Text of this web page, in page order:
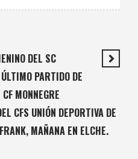
DEL SC
PARTIDO DE
MONNEGRE
CFS UNIÓN DEPORTIVA DE
MAÑANA EN ELCHE.